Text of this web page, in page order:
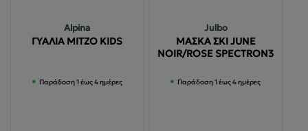
Alpina
ΓΥΑΛΙΑ MITZO KIDS
Παράδοση 1 έως 4 ημέρες
Julbo
ΜΑΣΚΑ ΣΚΙ JUNE
NOIR/ROSE SPECTRON3
Παράδοση 1 έως 4 ημέρες